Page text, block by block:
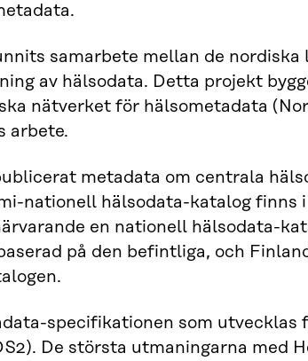
samarbete mellan de
av hälsodata. Detta projekt
nätverket för hälsometadata
arbete.
metadata om centrala
nationell hälsodata-katalog finns i
en nationell hälsodata-
på den befintliga, och
specifikationen som utvecklas
De största utmaningarna med